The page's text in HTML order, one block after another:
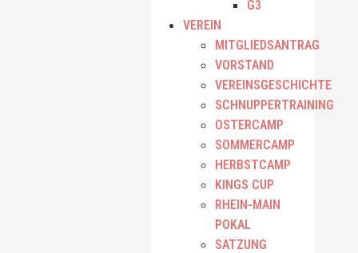
G3
VEREIN
MITGLIEDSANTRAG
VORSTAND
VEREINSGESCHICHTE
SCHNUPPERTRAINING
OSTERCAMP
SOMMERCAMP
HERBSTCAMP
KINGS CUP
RHEIN-MAIN
POKAL
SATZUNG